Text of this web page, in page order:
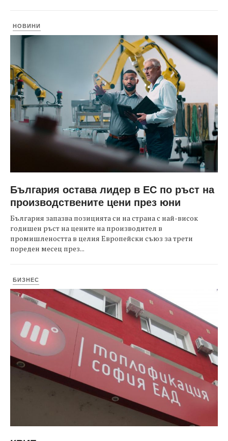
НОВИНИ
България остава лидер в ЕС по ръст на
производствените цени през юни
България запазва позицията си на страна с най-висок
годишен ръст на цените на производител в
промишлеността в целия Европейски съюз за трети
пореден месец през...
БИЗНЕС